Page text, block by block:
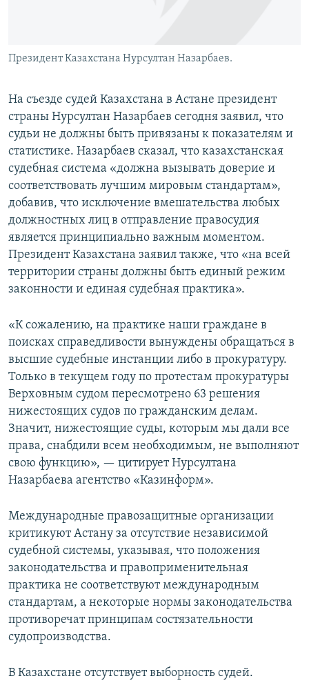
Президент Казахстана Нурсултан Назарбаев.
На съезде судей Казахстана в Астане президент
страны Нурсултан Назарбаев сегодня заявил, что
судьи не должны быть привязаны к показателям и
статистике. Назарбаев сказал, что казахстанская
судебная система «должна вызывать доверие и
соответствовать лучшим мировым стандартам»,
добавив, что исключение вмешательства любых
должностных лиц в отправление правосудия
является принципиально важным моментом.
Президент Казахстана заявил также, что «на всей
территории страны должны быть единый режим
законности и единая судебная практика».
«К сожалению, на практике наши граждане в
поисках справедливости вынуждены обращаться в
высшие судебные инстанции либо в прокуратуру.
Только в текущем году по протестам прокуратуры
Верховным судом пересмотрено 63 решения
нижестоящих судов по гражданским делам.
Значит, нижестоящие суды, которым мы дали все
права, снабдили всем необходимым, не выполняют
свою функцию», — цитирует Нурсултана
Назарбаева агентство «Казинформ».
Международные правозащитные организации
критикуют Астану за отсутствие независимой
судебной системы, указывая, что положения
законодательства и правоприменительная
практика не соответствуют международным
стандартам, а некоторые нормы законодательства
противоречат принципам состязательности
судопроизводства.
В Казахстане отсутствует выборность судей.